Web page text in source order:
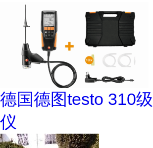
德国德图testo 310
仪